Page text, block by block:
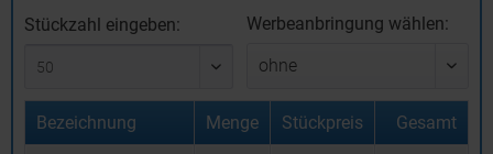
Stückzahl eingeben: Werbeanbringung wählen:
Bezeichnung Menge Stückpreis Gesamt